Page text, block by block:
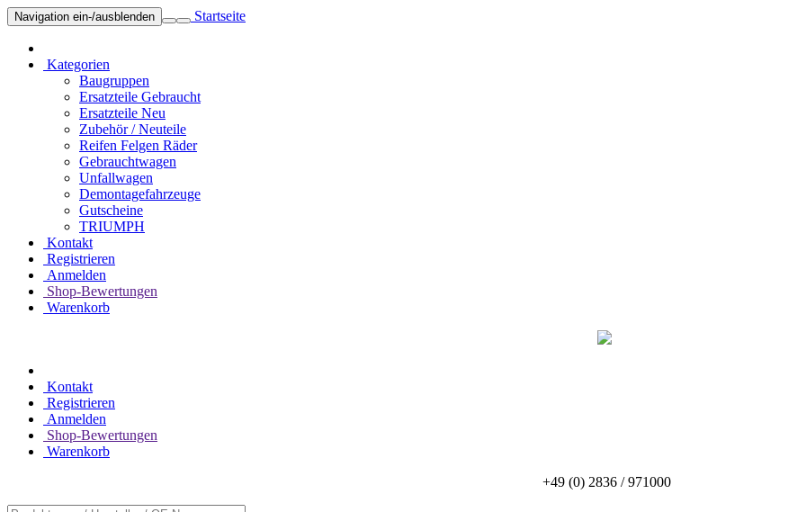
Navigation ein-/ausblenden Startseite
Kategorien
Baugruppen
Ersatzteile Gebraucht
Ersatzteile Neu
Zubehör / Neuteile
Reifen Felgen Räder
Gebrauchtwagen
Unfallwagen
Demontagefahrzeuge
Gutscheine
TRIUMPH
Kontakt
Registrieren
Anmelden
Shop-Bewertungen
Warenkorb
Kontakt
Registrieren
Anmelden
Shop-Bewertungen
Warenkorb
+49 (0) 2836 / 971000